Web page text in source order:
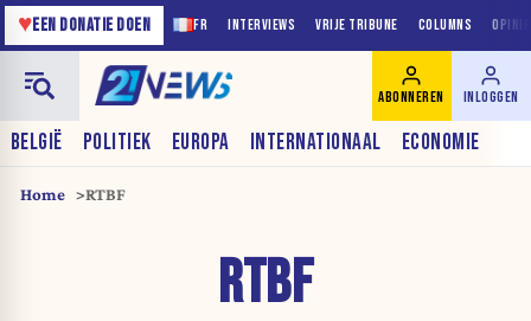
FR INTERVIEWS VRIJE TRIBUNE COLUMNS
♥EEN DONATIE DOEN
BELGIË POLITIEK EUROPA INTERNATIONAAL ECONOMIE
ABONNEREN INLOGGEN
Home RTBF
RTBF